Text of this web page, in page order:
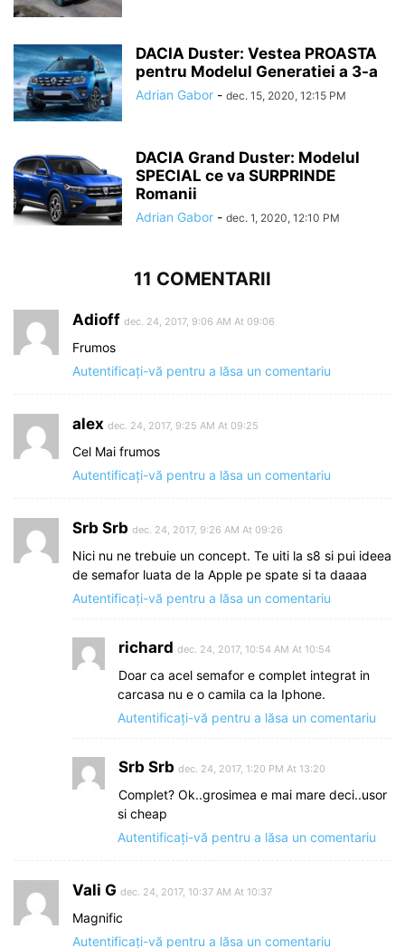
DACIA Duster: Vestea PROASTA
pentru Modelul Generatiei a 3-a
Adrian Gabor - dec. 15, 2020, 12:15 PM
DACIA Grand Duster: Modelul
SPECIAL ce va SURPRINDE
Romanii
Adrian Gabor - dec. 1, 2020, 12:10 PM
11 COMENTARII
Adioff dec. 24, 2017, 9:06 AM At 09:06
Frumos
Autentificați-vă pentru a lăsa un comentariu
alex dec. 24, 2017, 9:25 AM At 09:25
Cel Mai frumos
Autentificați-vă pentru a lăsa un comentariu
Srb Srb dec. 24, 2017, 9:26 AM At 09:26
Nici nu ne trebuie un concept. Te uiti la s8 si pui ideea
de semafor luata de la Apple pe spate si ta daaaa
Autentificați-vă pentru a lăsa un comentariu
richard dec. 24, 2017, 10:54 AM At 10:54
Doar ca acel semafor e complet integrat in
carcasa nu e o camila ca la Iphone.
Autentificați-vă pentru a lăsa un comentariu
Srb Srb dec. 24, 2017, 1:20 PM At 13:20
Complet? Ok..grosimea e mai mare deci..usor
si cheap
Autentificați-vă pentru a lăsa un comentariu
Vali G dec. 24, 2017, 10:37 AM At 10:37
Magnific
Autentificați-vă pentru a lăsa un comentariu